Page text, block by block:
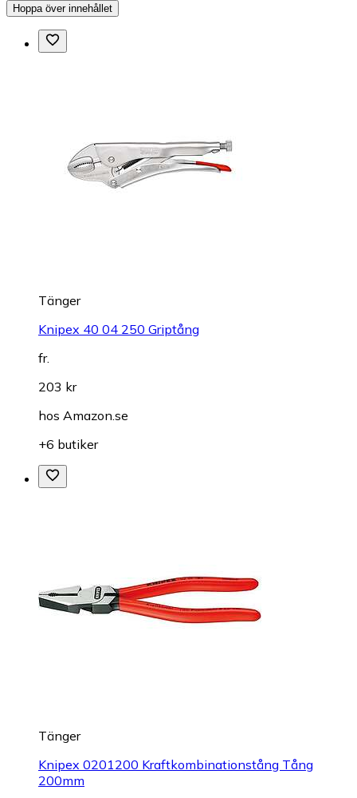
Hoppa över innehållet
Tänger
Knipex 40 04 250 Griptång
fr.
203 kr
hos Amazon.se
+6 butiker
Tänger
Knipex 0201200 Kraftkombinationstång Tång
200mm